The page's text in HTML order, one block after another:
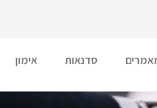
סדנאות אימון